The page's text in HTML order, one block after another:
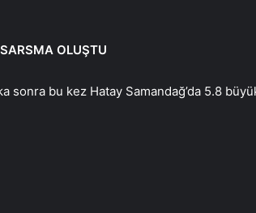
OLUŞTU
sonra bu kez Hatay Samandağ’da 5.8